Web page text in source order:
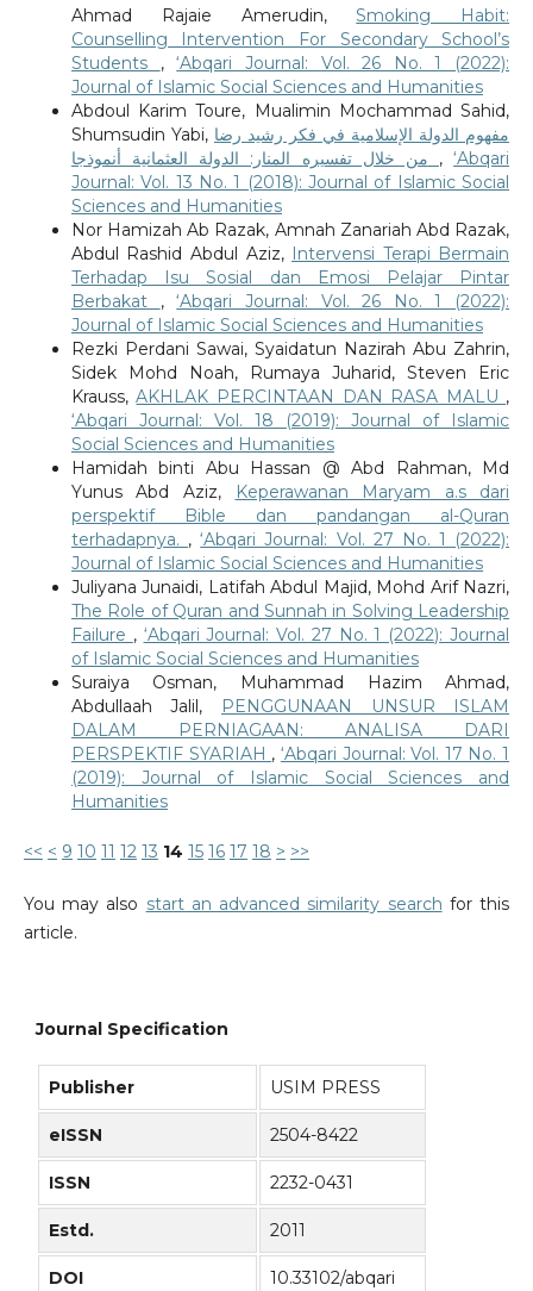
Ahmad Rajaie Amerudin,Smoking Habit:
Counselling Intervention For Secondary School’s
Students ,‘Abqari Journal: Vol. 26 No. 1 (2022):
Journal of Islamic Social Sciences and Humanities
Abdoul Karim Toure, Mualimin Mochammad Sahid,
Shumsudin Yabi, مفهوم الدولة الإسلامية في فكر رشيد رضا
,‘Abqari
Journal: Vol. 13 No. 1 (2018): Journal of Islamic Social
Sciences and Humanities
Nor Hamizah Ab Razak, Amnah Zanariah Abd Razak,
Abdul Rashid Abdul Aziz, Intervensi Terapi Bermain
Terhadap Isu Sosial dan Emosi Pelajar Pintar
Berbakat ,‘Abqari Journal: Vol. 26 No. 1 (2022):
Journal of Islamic Social Sciences and Humanities
Rezki Perdani Sawai, Syaidatun Nazirah Abu Zahrin,
Sidek Mohd Noah, Rumaya Juharid, Steven Eric
Krauss,AKHLAK PERCINTAAN DAN RASA MALU ,
‘Abqari Journal: Vol. 18 (2019): Journal of Islamic
Social Sciences and Humanities
Hamidah binti Abu Hassan @ Abd Rahman, Md
Yunus Abd Aziz,
Keperawanan Maryam a.s dari
perspektif Bible dan pandangan al-Quran
terhadapnya. ,‘Abqari Journal: Vol. 27 No. 1 (2022):
Journal of Islamic Social Sciences and Humanities
Juliyana Junaidi, Latifah Abdul Majid, Mohd Arif Nazri,
The Role of Quran and Sunnah in Solving Leadership
Failure , ‘Abqari Journal: Vol. 27 No. 1 (2022): Journal
of Islamic Social Sciences and Humanities
Suraiya Osman, Muhammad Hazim Ahmad,
Abdullaah Jalil,
PENGGUNAAN UNSUR ISLAM
DALAM PERNIAGAAN: ANALISA DARI
PERSPEKTIF SYARIAH , ‘Abqari Journal: Vol. 17 No. 1
(2019): Journal of Islamic Social Sciences and
Humanities
<< < 9 10 11 12 13 14 15 16 17 18 > >>
You may also start an advanced similarity search for this
article.
Journal Specification
Publisher USIM PRESS
eISSN 2504-8422
ISSN 2232-0431
Estd. 2011
DOI 10.33102/abqari